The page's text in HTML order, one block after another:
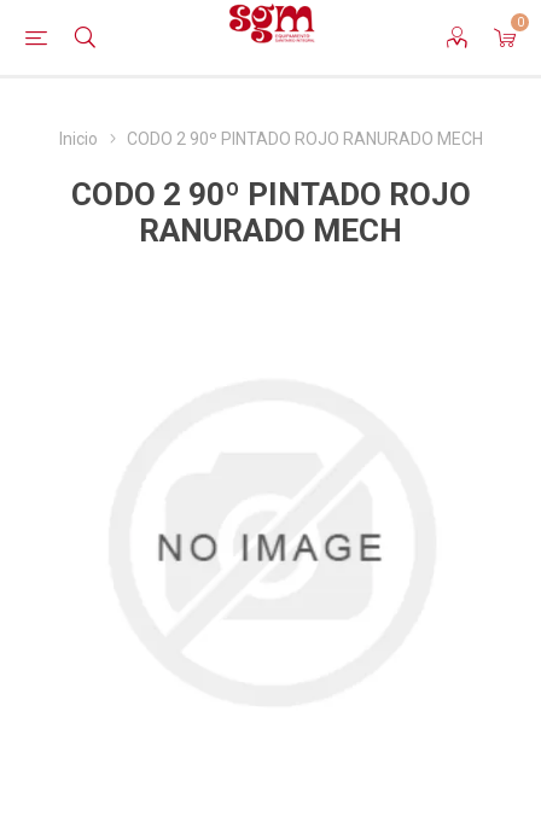
0
Inicio CODO 2 90º PINTADO ROJO RANURADO MECH
CODO 2 90º PINTADO ROJO
RANURADO MECH